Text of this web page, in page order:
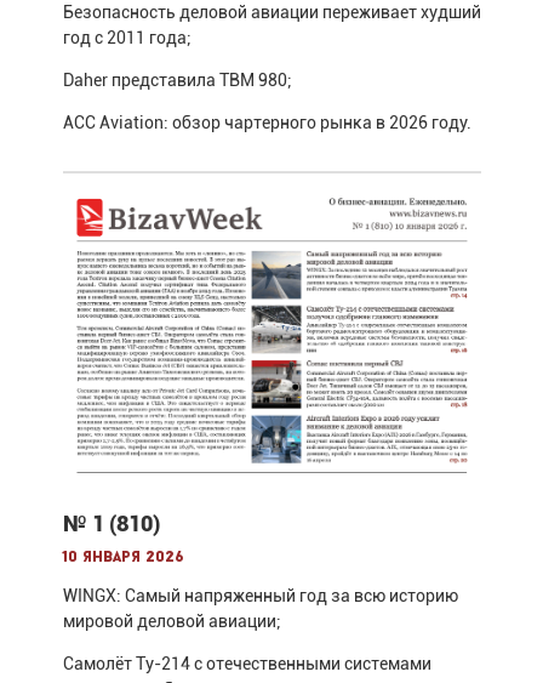
Безопасность деловой авиации переживает худший
год с 2011 года;
Daher представила TBM 980;
ACC Aviation: обзор чартерного рынка в 2026 году.
№ 1 (810)
10 января 2026
WINGX: Самый напряженный год за всю историю
мировой деловой авиации;
Самолёт Ту-214 с отечественными системами